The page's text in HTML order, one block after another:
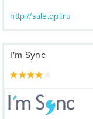
http://sale.qpl.ru
I'm Sync